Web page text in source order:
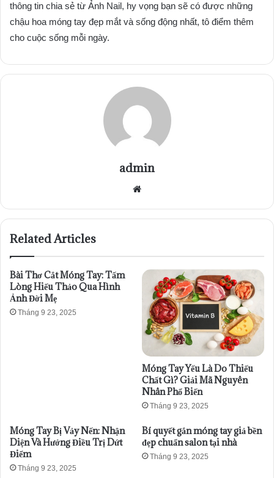
thông tin chia sẻ từ Ảnh Nail, hy vọng bạn sẽ có được những
chậu hoa móng tay đẹp mắt và sống động nhất, tô điểm thêm
cho cuộc sống mỗi ngày.
admin
Website
Related Articles
Bài Thơ Cắt Móng Tay: Tấm
Lòng Hiếu Thảo Qua Hình
Ảnh Đời Mẹ
Tháng 9 23, 2025
Móng Tay Yếu Là Do Thiếu
Chất Gì? Giải Mã Nguyên
Nhân Phổ Biến
Tháng 9 23, 2025
Móng Tay Bị Vảy Nến: Nhận
Diện Và Hướng Điều Trị Dứt
Điểm
Tháng 9 23, 2025
Bí quyết gắn móng tay giả bền
đẹp chuẩn salon tại nhà
Tháng 9 23, 2025